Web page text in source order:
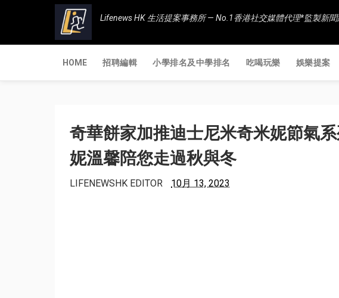
Lifenews HK 生活提案事務所 — No.1香港社交媒體代理*監製新
HOME 招聘編輯 小學排名及中學排名 吃喝玩樂 娛樂提案
奇華餅家加推迪士尼米奇米妮節氣
妮溫馨陪您走過秋與冬
LIFENEWSHK EDITOR 10月 13, 2023